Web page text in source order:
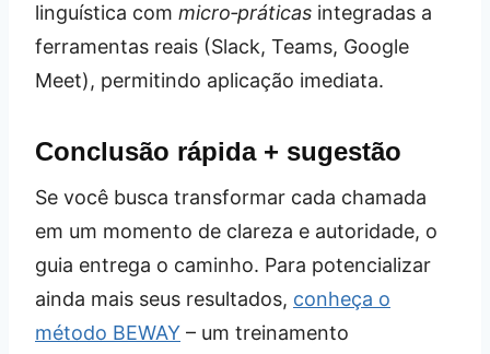
linguística com micro‑práticas integradas a
ferramentas reais (Slack, Teams, Google
Meet), permitindo aplicação imediata.
Conclusão rápida + sugestão
Se você busca transformar cada chamada
em um momento de clareza e autoridade, o
guia entrega o caminho. Para potencializar
ainda mais seus resultados, conheça o
método BEWAY – um treinamento